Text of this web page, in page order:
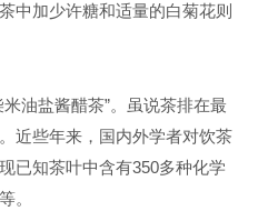
中加少许糖和适量的白菊花则
油盐酱醋茶”。虽说茶排在最
近些年来，国内外学者对饮茶
已知茶叶中含有350多种化学
。